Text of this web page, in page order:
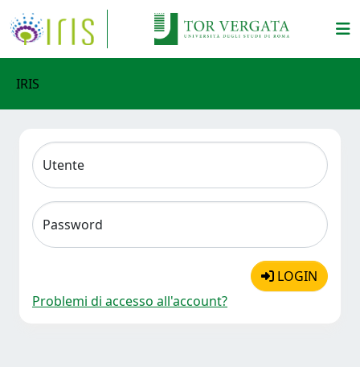
IRIS
Utente
Password
LOGIN
Problemi di accesso all'account?